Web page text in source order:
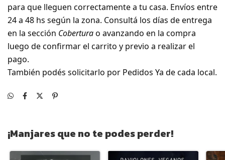
para que lleguen correctamente a tu casa. Envíos entre
24 a 48 hs según la zona. Consultá los días de entrega
en la sección Coberturao avanzando en la compra
luego de confirmar el carrito y previo a realizar el
pago.
También podés solicitarlo por Pedidos Ya de cada local.
¡Manjares que no te podes perder!